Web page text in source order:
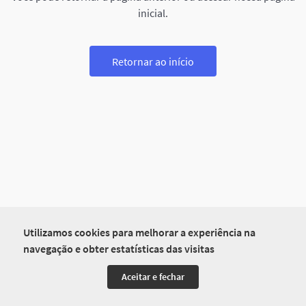
Utilizamos cookies para melhorar a experiência na
navegação e obter estatísticas das visitas
Aceitar e fechar
inicial.
Retornar ao início